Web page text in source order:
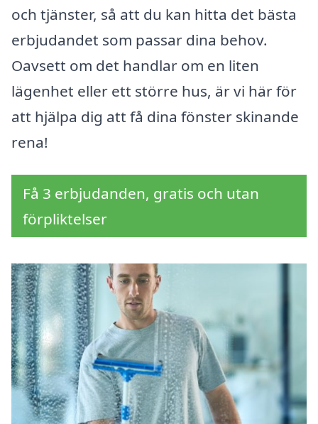
och tjänster, så att du kan hitta det bästa
erbjudandet som passar dina behov.
Oavsett om det handlar om en liten
lägenhet eller ett större hus, är vi här för
att hjälpa dig att få dina fönster skinande
rena!
Få 3 erbjudanden, gratis och utan
förpliktelser